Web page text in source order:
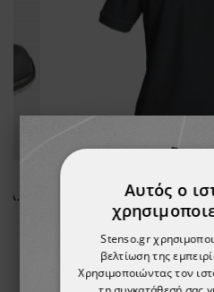
Παπούτσια εργασίας JETT BLACK LOW MF S1PL MF ESD Μπλουζάκι πόλο
Αυτός ο
Stenso.gr
βελτίωση της
Χρησιμοποιώντας τον